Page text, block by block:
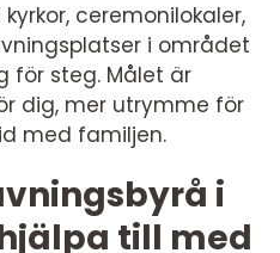
ceremonilokaler,
i området
för steg. Målet är
dig, mer utrymme för
med familjen.
i
till med